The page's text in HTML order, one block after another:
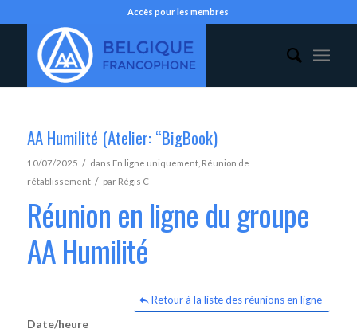
Accès pour les membres
AA Humilité (Atelier: “BigBook)
10/07/2025 / dans En ligne uniquement, Réunion de
rétablissement / par Régis C
Réunion en ligne du groupe
AA Humilité
Retour à la liste des réunions en ligne
Date/heure